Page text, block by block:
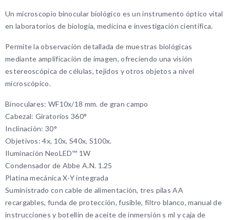
Un microscopio binocular biológico es un instrumento óptico vital
en laboratorios de biología, medicina e investigación científica.
Permite la observación detallada de muestras biológicas
mediante amplificación de imagen, ofreciendo una visión
estereoscópica de células, tejidos y otros objetos a nivel
microscópico.
Binoculares: WF10x/18 mm. de gran campo
Cabezal: Giratorios 360°
Inclinación: 30°
Objetivos: 4x, 10x, S40x, S100x.
Iluminación NeoLED™ 1W
Condensador de Abbe A.N. 1.25
Platina mecánica X-Y integrada
Suministrado con cable de alimentación, tres pilas AA
recargables, funda de protección, fusible, filtro blanco, manual de
instrucciones y botellín de aceite de inmersión s ml y caja de